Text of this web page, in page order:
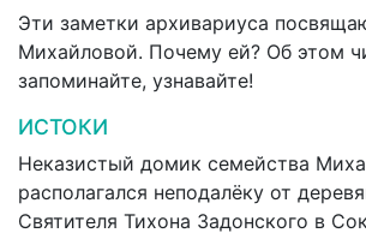
Эти заметки архивариуса
Михайловой. Почему ей? Об этом
запоминайте, узнавайте!
ИСТОКИ
Неказистый домик семейства
располагался неподалёку от
Святителя Тихона Задонского в